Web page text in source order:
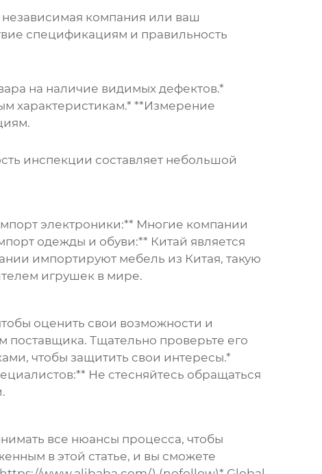
компания или ваш
спецификациям и правильность
на наличие видимых дефектов.*
характеристикам.* **Измерение
инспекции составляет небольшой
электроники:** Многие компании
одежды и обуви:** Китай является
импортируют мебель из Китая, такую
игрушек в мире.
оценить свои возможности и
Тщательно проверьте его
чтобы защитить свои интересы.*
Не стесняйтесь обращаться
все нюансы процесса, чтобы
в этой статье, и вы сможете